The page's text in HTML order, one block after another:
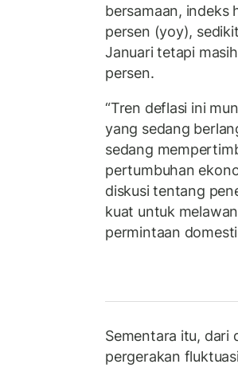
bersamaan, indeks
persen (yoy),
Januari tetapi
persen.
“Tren deflasi ini
yang sedang
sedang
pertumbuhan
diskusi tentang
kuat untuk
permintaan
Sementara itu, dari
pergerakan